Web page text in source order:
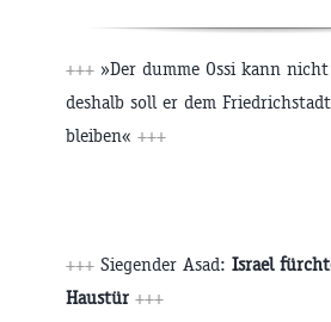
+++ »Der dumme Ossi kann
deshalb soll er dem
bleiben« +++
+++ Siegender Asad: Israel
Haustür +++